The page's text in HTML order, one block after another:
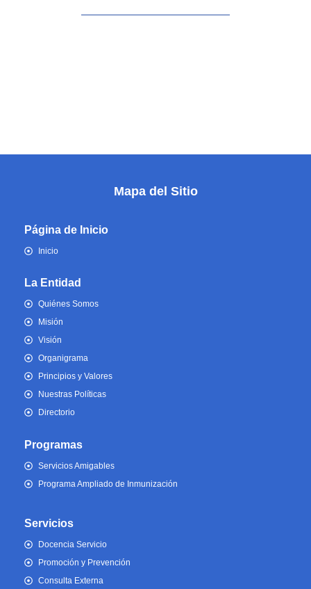
Mapa del Sitio
Página de Inicio
Inicio
La Entidad
Quiénes Somos
Misión
Visión
Organigrama
Principios y Valores
Nuestras Políticas
Directorio
Programas
Servicios Amigables
Programa Ampliado de Inmunización
Servicios
Docencia Servicio
Promoción y Prevención
Consulta Externa